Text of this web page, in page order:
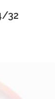
32